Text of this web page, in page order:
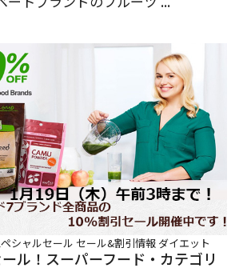
シャルセール セール&割引情報 ダイエット
ル！スーパーフード・カテゴリ